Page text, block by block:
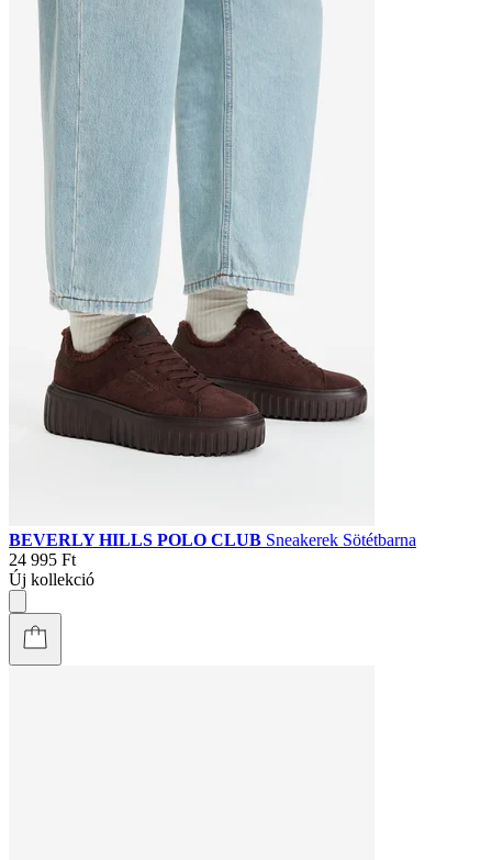
BEVERLY HILLS POLO CLUB Sneakerek Sötétbarna
24 995 Ft
Új kollekció